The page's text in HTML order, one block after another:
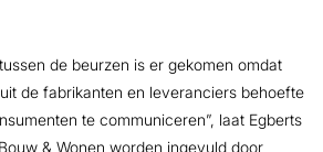
de beurzen is er gekomen omdat
de fabrikanten en leveranciers behoefte
te communiceren”, laat Egberts
& Wonen worden ingevuld door